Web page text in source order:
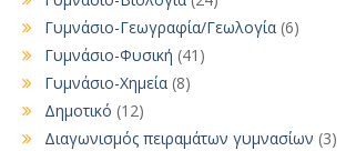
Γυμνάσιο-Γεωγραφία/Γεωλογία (6)
Γυμνάσιο-Φυσική (41)
Γυμνάσιο-Χημεία (8)
Δημοτικό (12)
Διαγωνισμός πειραμάτων γυμνασίων (3)